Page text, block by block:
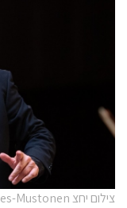
צילום יחצ Andres-Mustonen